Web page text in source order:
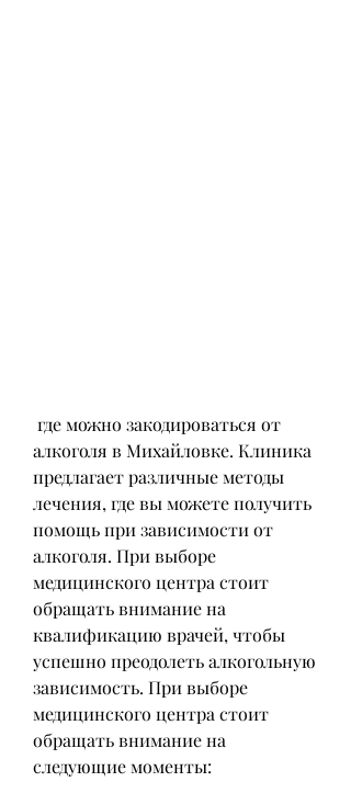
алкоголя в Михайловке. Клиника
предлагает различные методы
лечения, где вы можете получить
помощь при зависимости от
алкоголя. При выборе
медицинского центра стоит
обращать внимание на
квалификацию врачей, чтобы
успешно преодолеть алкогольную
зависимость. При выборе
медицинского центра стоит
обращать внимание на
следующие моменты: